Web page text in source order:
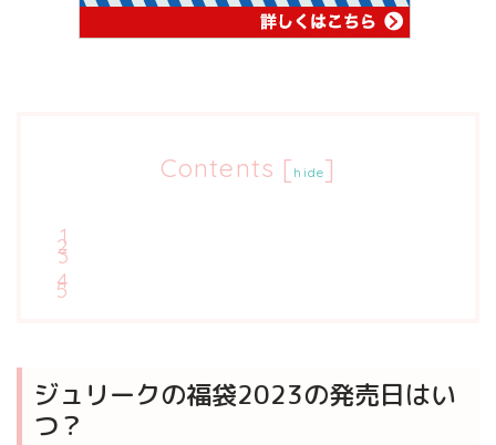
Contents [ hide]
ジュリークの福袋2023の発売日はい
つ？